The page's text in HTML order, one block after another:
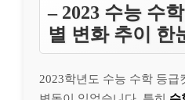
– 2023 수능 수
별 변화 추이 한
2023학년도 수능 수학 등급